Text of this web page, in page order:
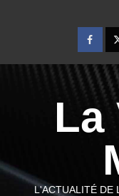
La
L'ACTUALITÉ DE